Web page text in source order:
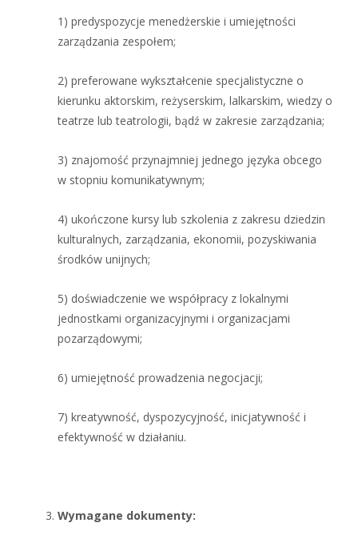
1) predyspozycje menedżerskie i umiejętności
zarządzania zespołem;
2) preferowane wykształcenie specjalistyczne o
kierunku aktorskim, reżyserskim, lalkarskim, wiedzy o
teatrze lub teatrologii, bądź w zakresie zarządzania;
3) znajomość przynajmniej jednego języka obcego
w stopniu komunikatywnym;
4) ukończone kursy lub szkolenia z zakresu dziedzin
kulturalnych, zarządzania, ekonomii, pozyskiwania
środków unijnych;
5) doświadczenie we współpracy z lokalnymi
jednostkami organizacyjnymi i organizacjami
pozarządowymi;
6) umiejętność prowadzenia negocjacji;
7) kreatywność, dyspozycyjność, inicjatywność i
efektywność w działaniu.
Wymagane dokumenty: